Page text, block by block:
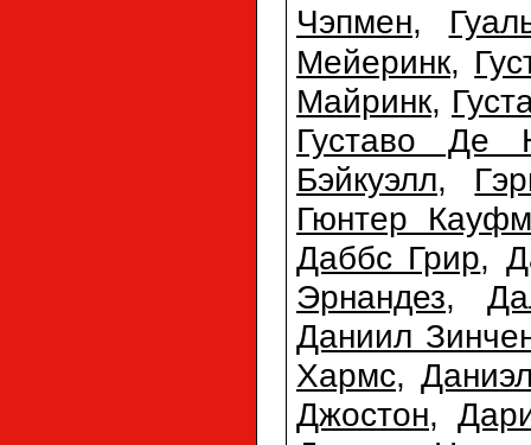
Чэпмен,
Мейеринк,
Майринк,
Густаво Де
Бэйкуэлл,
Гюнтер
Даббс Грир,
Эрнандез,
Даниил
Хармс,
Джостон,